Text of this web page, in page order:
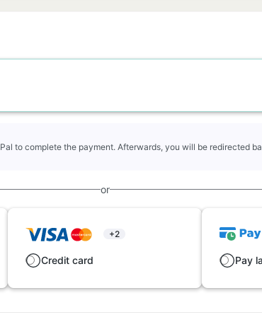
to complete the payment. Afterwards, you will be redirected
or
+2
Credit card Pay